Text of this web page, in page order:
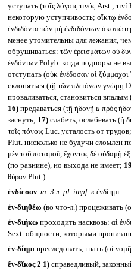
уступать (τοῖς λόγοις τινός Arst.;
некоторую уступчивость; οἴκτῳ
ἐνδιδόντα τῶν μὴ ἐνδιδόντων
менее утомительны для лежания,
обрушиваться: τῶν ἐρεισμάτων οὐ
ἐνδόντων Polyb. когда подпоры не
отступать (οὐκ ἐνέδοσαν οἱ
склоняться (τῇ τῶν πλειόνων γνώμῃ
проваливаться, становиться впалым
16)предаваться (τῇ ἡδονῇ и πρὸς
заснуть; 17)слабеть, ослабевать (ἡ
τοῖς πόνοις Luc. усталость от
Plut. нисколько не будучи сломлен
μὲν τοῦ ποταμοῦ, ἔχοντος δὲ οὐδαμῇ
(по равнине), но выхода не имеет;
θύραν Plut.).
ἐνδίεσαν эп. 3 л. pl. impf. кἐνδίημι.
ἐν-διηθέω (во что-л.) процеживать
ἐν-διήκω проходить насквозь: αἱ
Sext. общности, которыми
ἐν-δίημι преследовать, гнать (οἱ
ἔν-δῐκος 2 1)справедливый,